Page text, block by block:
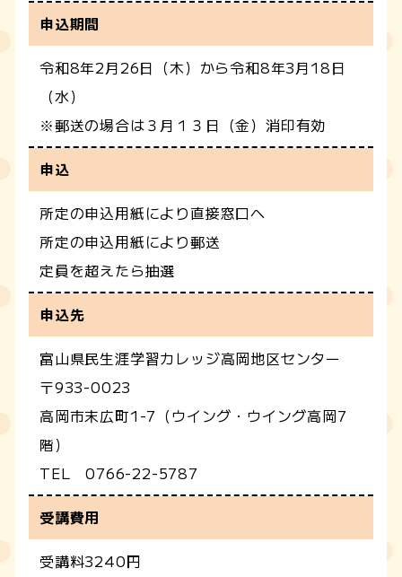
申込期間
令和8年2月26日（木）から令和8年3月18日
（水）
※郵送の場合は３月１３日（金）消印有効
申込
所定の申込用紙により直接窓口へ
所定の申込用紙により郵送
定員を超えたら抽選
申込先
富山県民生涯学習カレッジ高岡地区センター
〒933-0023
高岡市末広町1-7（ウイング・ウイング高岡7
階）
TEL 0766-22-5787
受講費用
受講料3240円